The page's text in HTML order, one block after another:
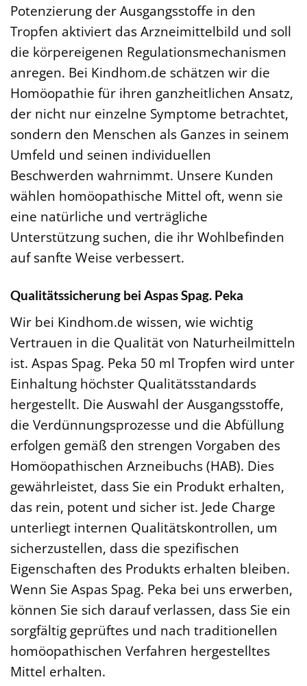
Potenzierung der Ausgangsstoffe in den
Tropfen aktiviert das Arzneimittelbild und soll
die körpereigenen Regulationsmechanismen
anregen. Bei Kindhom.de schätzen wir die
Homöopathie für ihren ganzheitlichen Ansatz,
der nicht nur einzelne Symptome betrachtet,
sondern den Menschen als Ganzes in seinem
Umfeld und seinen individuellen
Beschwerden wahrnimmt. Unsere Kunden
wählen homöopathische Mittel oft, wenn sie
eine natürliche und verträgliche
Unterstützung suchen, die ihr Wohlbefinden
auf sanfte Weise verbessert.
Qualitätssicherung bei Aspas Spag. Peka
Wir bei Kindhom.de wissen, wie wichtig
Vertrauen in die Qualität von Naturheilmitteln
ist. Aspas Spag. Peka 50 ml Tropfen wird unter
Einhaltung höchster Qualitätsstandards
hergestellt. Die Auswahl der Ausgangsstoffe,
die Verdünnungsprozesse und die Abfüllung
erfolgen gemäß den strengen Vorgaben des
Homöopathischen Arzneibuchs (HAB). Dies
gewährleistet, dass Sie ein Produkt erhalten,
das rein, potent und sicher ist. Jede Charge
unterliegt internen Qualitätskontrollen, um
sicherzustellen, dass die spezifischen
Eigenschaften des Produkts erhalten bleiben.
Wenn Sie Aspas Spag. Peka bei uns erwerben,
können Sie sich darauf verlassen, dass Sie ein
sorgfältig geprüftes und nach traditionellen
homöopathischen Verfahren hergestelltes
Mittel erhalten.